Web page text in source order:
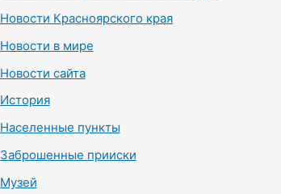
Новости Красноярского края
Новости в мире
Новости сайта
История
Населенные пункты
Заброшенные прииски
Музей